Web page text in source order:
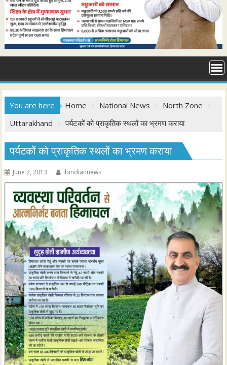
You are here Home National News
North Zone
Uttarakhand
पर्यटकों को प्राकृतिक स्थलों का भ्रमण कराया
पर्यटकों को प्राकृतिक स्थलों का भ्रमण कराया
June 2, 2013 ibindiannews